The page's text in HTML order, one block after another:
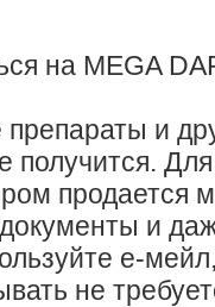
на MEGA
и
получится.
продается
и
е-
не